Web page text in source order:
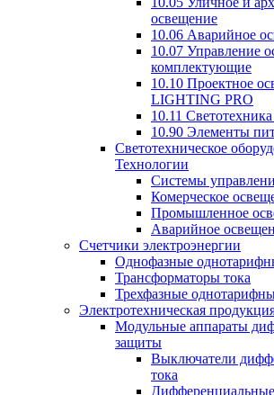
освещение
10.06 Аварийное
10.07 Управление
комплектующие
10.10 Проектное
LIGHTING PRO
10.11
10.90 Элементы
Светотехническое
Технологии
Системы
Комерческое
Промышленное
Аварийное
Счетчики электроэнергии
Однофазные
Трансформаторы тока
Трехфазные
Электротехническая
Модульные аппараты
защиты
Выключатели
тока